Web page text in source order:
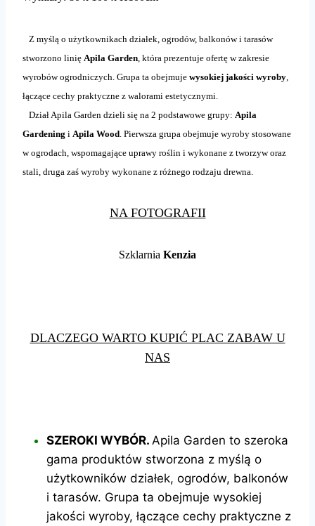
Z myślą o użytkownikach działek, ogrodów, balkonów i tarasów
stworzono linię Apila Garden, która prezentuje ofertę w zakresie
wyrobów ogrodniczych. Grupa ta obejmuje wysokiej jakości wyroby,
łączące cechy praktyczne z walorami estetycznymi.
Dział Apila Garden dzieli się na 2 podstawowe grupy: Apila
Gardening i Apila Wood. Pierwsza grupa obejmuje wyroby stosowane
w ogrodach, wspomagające uprawy roślin i wykonane z tworzyw oraz
stali, druga zaś wyroby wykonane z różnego rodzaju drewna.
NA FOTOGRAFII
Szklarnia Kenzia
DLACZEGO WARTO KUPIĆ PLAC ZABAW U
NAS
SZEROKI WYBÓR. Apila Garden to szeroka
gama produktów stworzona z myślą o
użytkowników działek, ogrodów, balkonów
i tarasów. Grupa ta obejmuje wysokiej
jakości wyroby, łączące cechy praktyczne z